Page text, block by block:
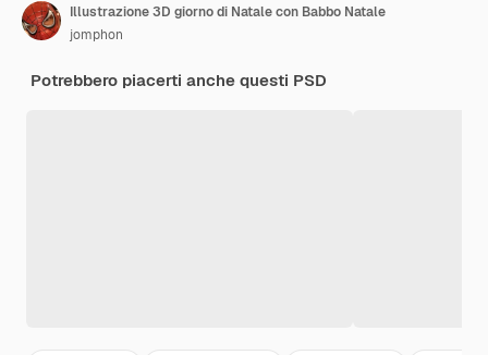
Illustrazione 3D giorno di Natale con Babbo Natale
jomphon
Potrebbero piacerti anche questi PSD